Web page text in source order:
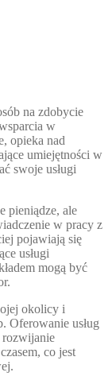
na zdobycie
w
opieka nad
umiejętności w
swoje usługi
pieniądze, ale
w pracy z
pojawiają się
usługi
mogą być
okolicy i
Oferowanie usług
rozwijanie
co jest